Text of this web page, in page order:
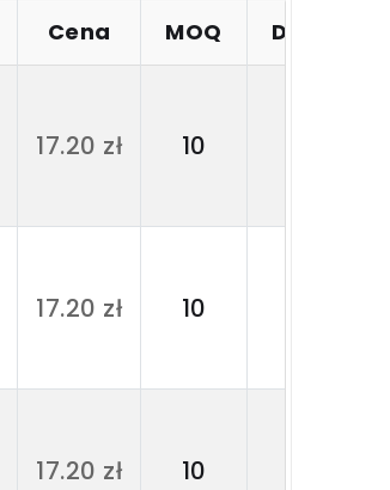
Cena MOQ
17.20 zł 10
17.20 zł 10
17.20 zł 10